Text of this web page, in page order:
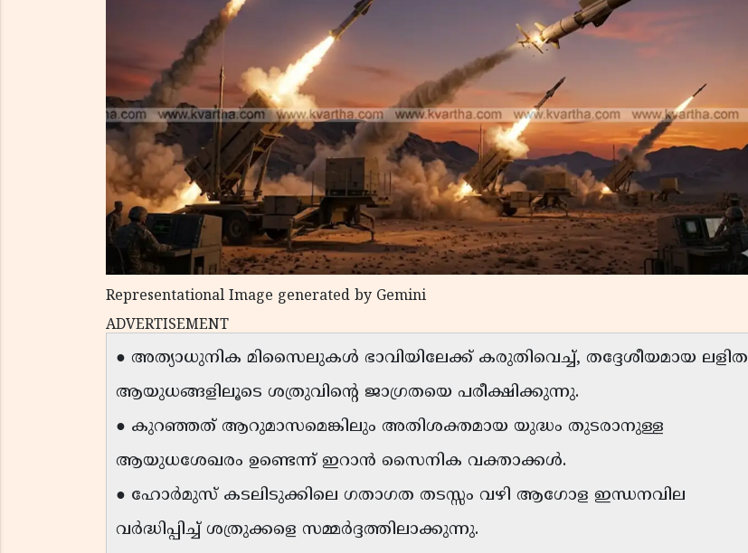
Representational Image generated by Gemini
ADVERTISEMENT
● അത്യാധുനിക മിസൈലുകൾ ഭാവിയിലേക്ക് കരുതിവെച്ച്, തദ്ദേശീയമായ ലളിത
ആയുധങ്ങളിലൂടെ ശത്രുവിന്റെ ജാഗ്രതയെ പരീക്ഷിക്കുന്നു.
● കുറഞ്ഞത് ആറുമാസമെങ്കിലും അതിശക്തമായ യുദ്ധം തുടരാനുള്ള
ആയുധശേഖരം ഉണ്ടെന്ന് ഇറാൻ സൈനിക വക്താക്കൾ.
● ഹോർമുസ് കടലിടുക്കിലെ ഗതാഗത തടസ്സം വഴി ആഗോള ഇന്ധനവില
വർദ്ധിപ്പിച്ച് ശത്രുക്കളെ സമ്മർദ്ദത്തിലാക്കുന്നു.